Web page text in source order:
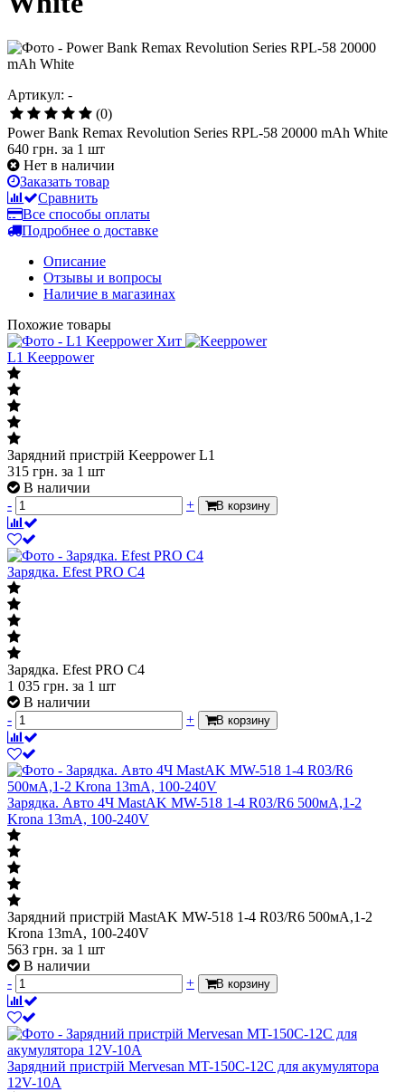
Артикул: -
(0)
Power Bank Remax Revolution Series RPL-58 20000 mAh White
640 грн. за 1 шт
Нет в наличии
Заказать товар
Сравнить
Все способы оплаты
Подробнее о доставке
Описание
Отзывы и вопросы
Наличие в магазинах
Похожие товары
Хит
L1 Keeppower
Зарядний пристрій Keeppower L1
315 грн. за 1 шт
В наличии
-
+ В корзину
Зарядка. Efest PRO C4
Зарядка. Efest PRO C4
1 035 грн. за 1 шт
В наличии
-
+ В корзину
Зарядка. Авто 4Ч MastAK MW-518 1-4 R03/R6 500мA,1-2
Krona 13mA, 100-240V
Зарядний пристрій MastAK MW-518 1-4 R03/R6 500мA,1-2
Krona 13mA, 100-240V
563 грн. за 1 шт
В наличии
-
+ В корзину
Зарядний пристрій Mervesan MT-150C-12C для акумулятора
12V-10A